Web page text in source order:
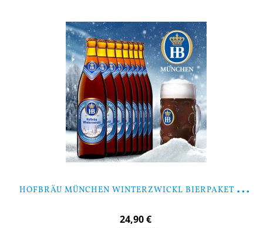
H
OFBRÄU MÜNCHEN WINTERZWICKL BIERPAKET MIT GLAS
24,90 €